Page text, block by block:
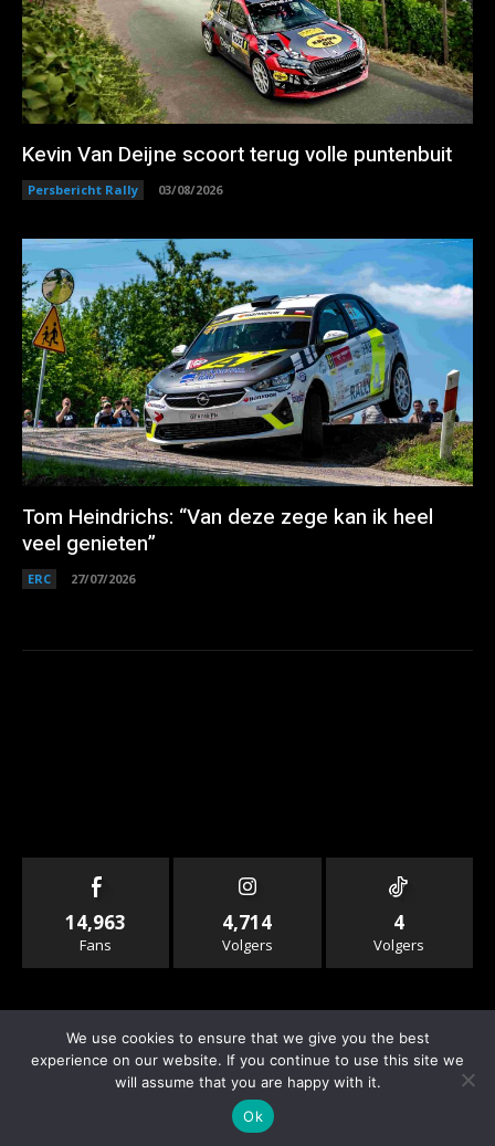
Kevin Van Deijne scoort terug volle puntenbuit
Persbericht Rally 03/08/2026
Tom Heindrichs: “Van deze zege kan ik heel
veel genieten”
ERC 27/07/2026
14,963
Fans
4,714
Volgers
4
Volgers
Info & Contact
We use cookies to ensure that we give you the best
experience on our website. If you continue to use this site we
will assume that you are happy with it.
Ok